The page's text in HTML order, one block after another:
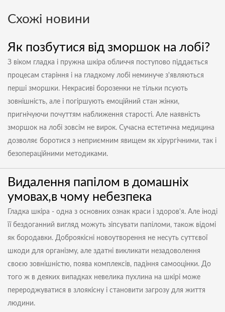
Схожі новини
Як позбутися від зморшок на лобі?
З віком гладка і пружна шкіра обличчя поступово піддається
процесам старіння і на гладкому лобі неминуче з'являються
перші зморшки. Некрасиві борозенки не тільки псують
зовнішність, але і погіршують емоційний стан жінки,
пригнічуючи почуттям наближення старості. Але наявність
зморшок на лобі зовсім не вирок. Сучасна естетична медицина
дозволяє боротися з неприємним явищем як хірургічними, так і
безопераційними методиками.
Видалення папілом в домашніх
умовах,в чому небезпека
Гладка шкіра - одна з основних ознак краси і здоров'я. Але іноді
її бездоганний вигляд можуть зіпсувати папіломи, також відомі
як бородавки. Доброякісні новоутворення не несуть суттєвої
шкоди для організму, але здатні викликати незадоволення
своєю зовнішністю, поява комплексів, падіння самооцінки. До
того ж в деяких випадках невелика пухлина на шкірі може
перероджуватися в злоякісну і становити загрозу для життя
людини.